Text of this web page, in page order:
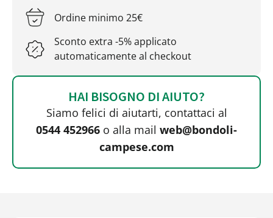
Ordine minimo 25€
Sconto extra -5% applicato
automaticamente al checkout
HAI BISOGNO DI AIUTO?
Siamo felici di aiutarti, contattaci al
0544 452966 o alla mail web@bondoli-
campese.com